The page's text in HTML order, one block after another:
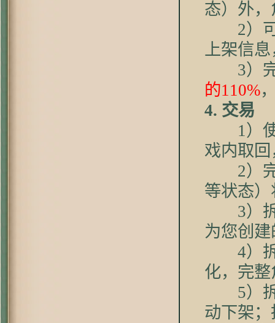
态）外
2）可
上架信
3）完
的110%
4. 交易
1）使
戏内取
2）完
等状态
3）拆
为您创
4）拆
化，完
5）拆
动下架